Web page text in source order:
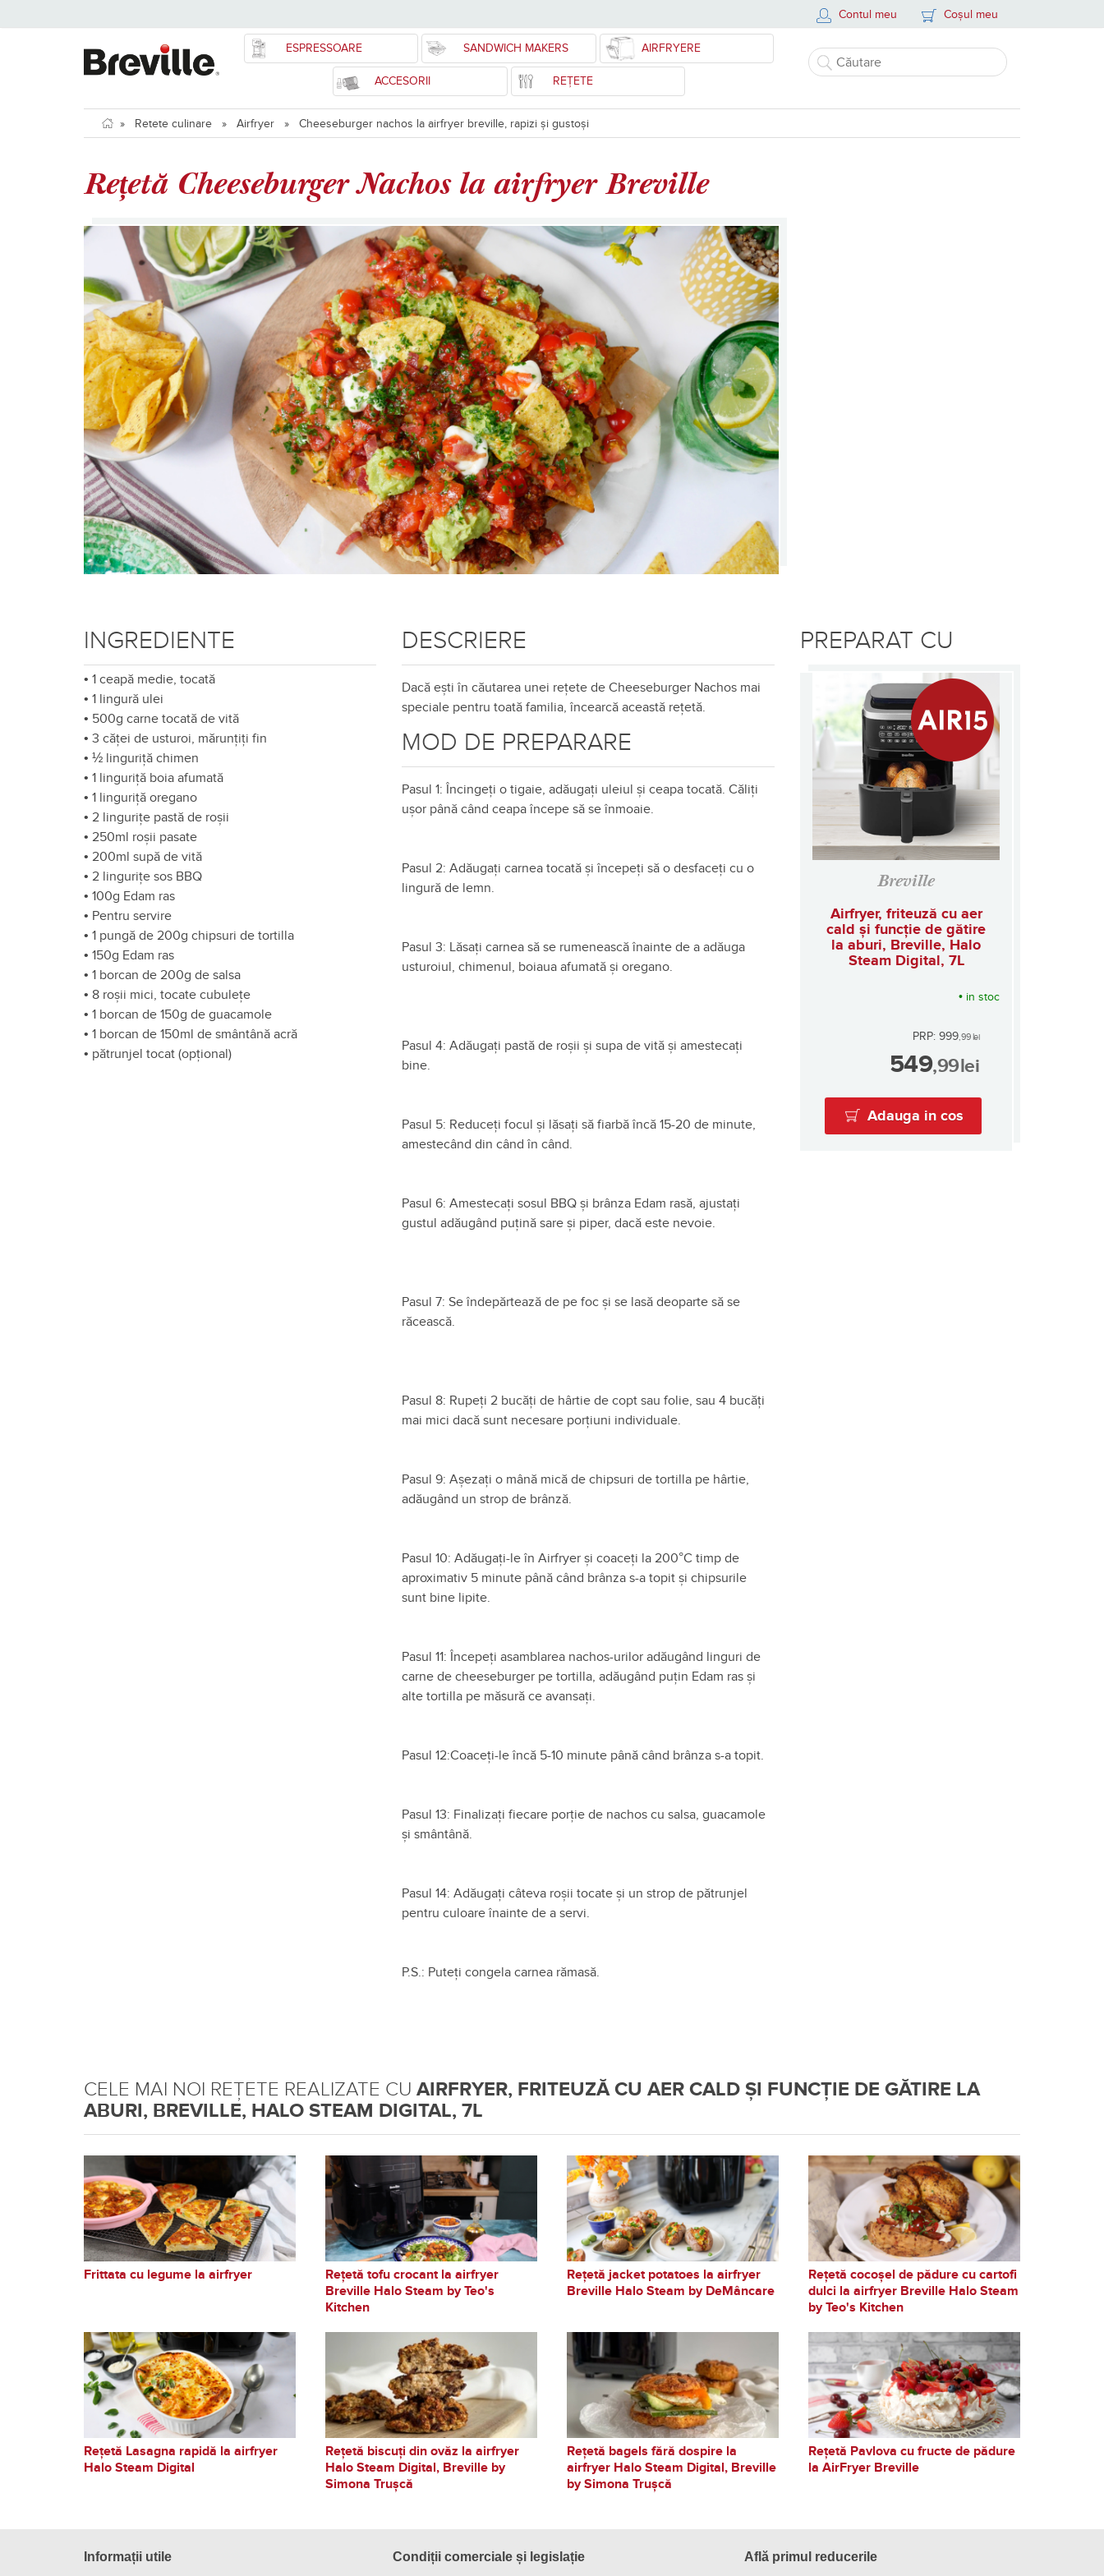
Contul meu Coșul meu
ESPRESSOARE SANDWICH MAKERS AIRFRYERE
ACCESORII REȚETE
» Retete culinare » Airfryer » Cheeseburger nachos la airfryer breville, rapizi și gustoși
Rețetă Cheeseburger Nachos la airfryer Breville
INGREDIENTE
• 1 ceapă medie, tocată
• 1 lingură ulei
• 500g carne tocată de vită
• 3 căței de usturoi, mărunțiți fin
• ½ linguriță chimen
• 1 linguriță boia afumată
• 1 linguriță oregano
• 2 lingurițe pastă de roșii
• 250ml roșii pasate
• 200ml supă de vită
• 2 lingurițe sos BBQ
• 100g Edam ras
• Pentru servire
• 1 pungă de 200g chipsuri de tortilla
• 150g Edam ras
• 1 borcan de 200g de salsa
• 8 roșii mici, tocate cubulețe
• 1 borcan de 150g de guacamole
• 1 borcan de 150ml de smântână acră
• pătrunjel tocat (opțional)
DESCRIERE
Dacă ești în căutarea unei rețete de Cheeseburger Nachos mai
speciale pentru toată familia, încearcă această rețetă.
MOD DE PREPARARE
Pasul 1: Încingeți o tigaie, adăugați uleiul și ceapa tocată. Căliți
ușor până când ceapa începe să se înmoaie.
Pasul 2: Adăugați carnea tocată și începeți să o desfaceți cu o
lingură de lemn.
Pasul 3: Lăsați carnea să se rumenească înainte de a adăuga
usturoiul, chimenul, boiaua afumată și oregano.
Pasul 4: Adăugați pastă de roșii și supa de vită și amestecați
bine.
Pasul 5: Reduceți focul și lăsați să fiarbă încă 15-20 de minute,
amestecând din când în când.
Pasul 6: Amestecați sosul BBQ și brânza Edam rasă, ajustați
gustul adăugând puțină sare și piper, dacă este nevoie.
Pasul 7: Se îndepărtează de pe foc și se lasă deoparte să se
răcească.
Pasul 8: Rupeți 2 bucăți de hârtie de copt sau folie, sau 4 bucăți
mai mici dacă sunt necesare porțiuni individuale.
Pasul 9: Așezați o mână mică de chipsuri de tortilla pe hârtie,
adăugând un strop de brânză.
Pasul 10: Adăugați-le în Airfryer și coaceți la 200°C timp de
aproximativ 5 minute până când brânza s-a topit și chipsurile
sunt bine lipite.
Pasul 11: Începeți asamblarea nachos-urilor adăugând linguri de
carne de cheeseburger pe tortilla, adăugând puțin Edam ras și
alte tortilla pe măsură ce avansați.
Pasul 12:Coaceți-le încă 5-10 minute până când brânza s-a topit.
Pasul 13: Finalizați fiecare porție de nachos cu salsa, guacamole
și smântână.
Pasul 14: Adăugați câteva roșii tocate și un strop de pătrunjel
pentru culoare înainte de a servi.
P.S.: Puteți congela carnea rămasă.
PREPARAT CU
Breville
Airfryer, friteuză cu aer
cald și funcție de gătire
la aburi, Breville, Halo
Steam Digital, 7L
• in stoc
PRP: 999,99lei
549,99lei
Adauga in cos
CELE MAI NOI REȚETE REALIZATE CU AIRFRYER, FRITEUZĂ CU AER CALD ȘI FUNCȚIE DE GĂTIRE LA
ABURI, BREVILLE, HALO STEAM DIGITAL, 7L
Frittata cu legume la airfryer
Rețetă tofu crocant la airfryer
Breville Halo Steam by Teo's
Kitchen
Rețetă jacket potatoes la airfryer
Breville Halo Steam by DeMâncare
Rețetă cocoșel de pădure cu cartofi
dulci la airfryer Breville Halo Steam
by Teo's Kitchen
Rețetă Lasagna rapidă la airfryer
Halo Steam Digital
Rețetă biscuți din ovăz la airfryer
Halo Steam Digital, Breville by
Simona Trușcă
Rețetă bagels fără dospire la
airfryer Halo Steam Digital, Breville
by Simona Trușcă
Rețetă Pavlova cu fructe de pădure
la AirFryer Breville
Informații utile Condiții comerciale și legislație Află primul reducerile